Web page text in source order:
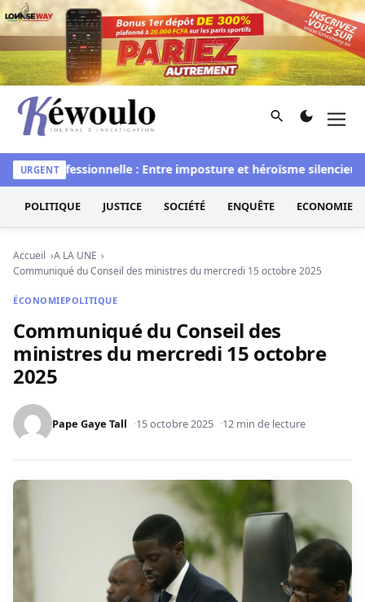
Aller au contenu
Kéwoulo, le premier site d'information et d'investigation
Rechercher
URGENT
professionnelle : Entre imposture et héroïsme silencieux (Par
POLITIQUE JUSTICE SOCIÉTÉ ENQUÊTE ECONOMIE
Accueil
A LA UNE
Communiqué du Conseil des ministres du mercredi 15 octobre 2025
ÉCONOMIEPOLITIQUE
Communiqué du Conseil des
ministres du mercredi 15 octobre
2025
Pape Gaye Tall 15 octobre 2025 12 min de lecture